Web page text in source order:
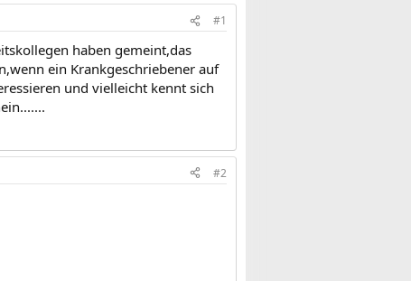
#1
haben gemeint,das
ein Krankgeschriebener auf
und vielleicht kennt sich
#2